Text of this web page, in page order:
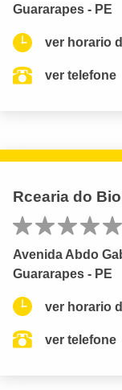
Guararapes - PE
ver horario
ver telefone
Rcearia do Bio
Avenida Abdo
Guararapes - PE
ver horario
ver telefone